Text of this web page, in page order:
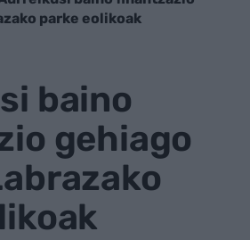
parke eolikoak
baino
gehiago